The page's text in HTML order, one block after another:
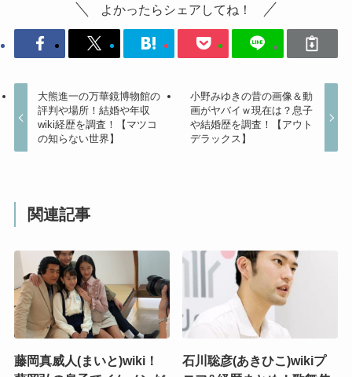
よかったらシェアしてね！
大熊進一の万華鏡博物館の
評判や場所！結婚や年収
wiki経歴を調査！【マツコ
の知らない世界】
小野みゆきの昔の画像＆動
画がヤバイｗ現在は？息子
や結婚歴を調査！【アウト
デラックス】
関連記事
藤岡真威人(まいと)wiki！
石川聡彦(あきひこ)wikiプ